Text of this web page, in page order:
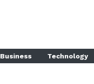
Business Technology